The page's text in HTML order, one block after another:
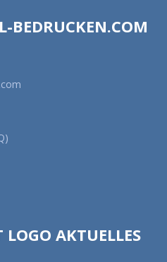
BEDRUCKEN.COM
LOGO AKTUELLES